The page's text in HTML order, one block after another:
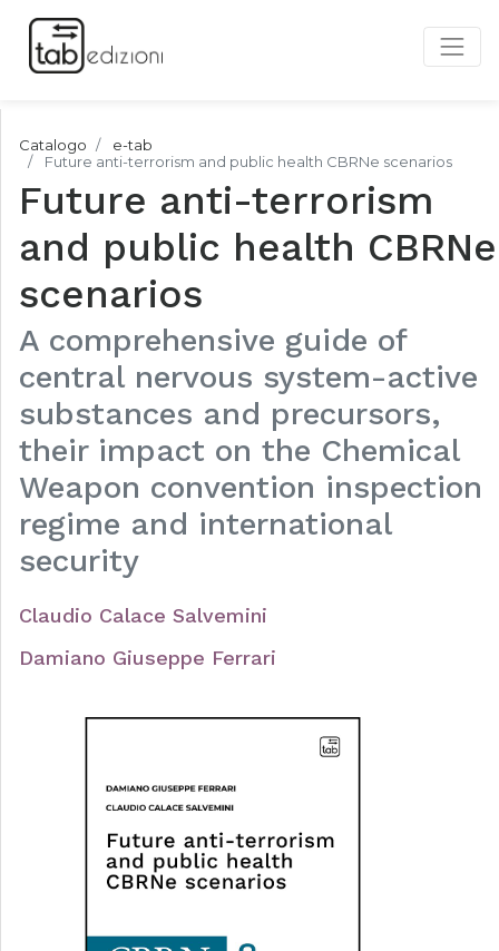
Catalogo
e-tab
Future anti-terrorism and public health CBRNe scenarios
Future anti-terrorism
and public health CBRNe
scenarios
A comprehensive guide of
central nervous system-active
substances and precursors,
their impact on the Chemical
Weapon convention inspection
regime and international
security
Claudio Calace Salvemini
Damiano Giuseppe Ferrari